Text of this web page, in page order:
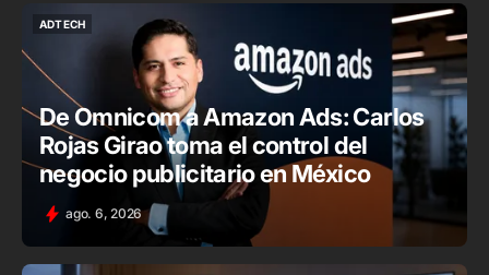
ADTECH
De Omnicom a Amazon Ads: Carlos
Rojas Girao toma el control del
negocio publicitario en México
ago. 6, 2026